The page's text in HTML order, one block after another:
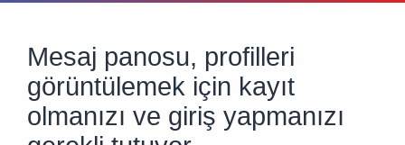
Mesaj panosu, profilleri
görüntülemek için kayıt
olmanızı ve giriş yapmanızı